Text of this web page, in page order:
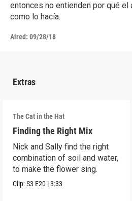
entonces no entienden por qué el
como lo hacía.
Aired: 09/28/18
Extras
The Cat in the Hat
Finding the Right Mix
Nick and Sally find the right
combination of soil and water,
to make the flower sing.
Clip:S3 E20 |3:33